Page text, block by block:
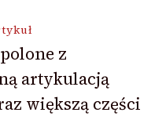
z
artykulacją
większą części